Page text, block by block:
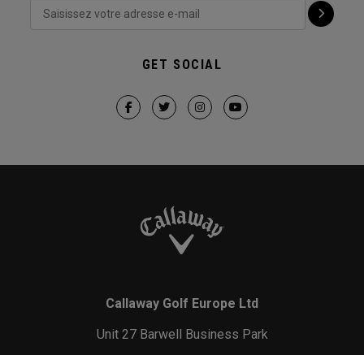
GET SOCIAL
Callaway Golf Europe Ltd
Unit 27 Barwell Business Park